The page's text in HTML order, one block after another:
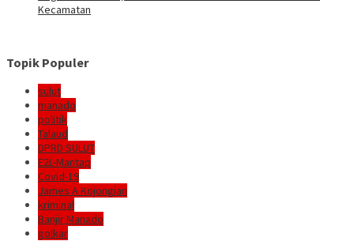
Kecamatan
Topik Populer
sulut
manado
politik
Talaud
DPRD SULUT
E2L-Mantap
Covid-19
James A Kojongian
kriminal
Banjir Manado
golkar